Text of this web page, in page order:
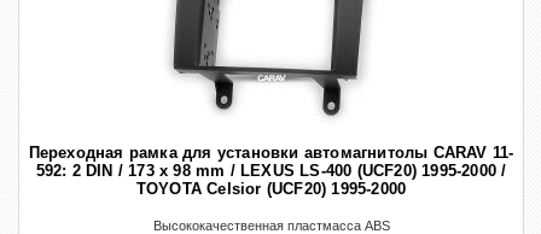
Переходная рамка для установки автомагнитолы CARAV 11-
592: 2 DIN / 173 x 98 mm / LEXUS LS-400 (UCF20) 1995-2000 /
TOYOTA Celsior (UCF20) 1995-2000
Высококачественная пластмасса ABS